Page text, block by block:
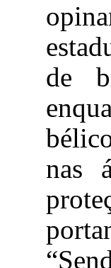
de
nas